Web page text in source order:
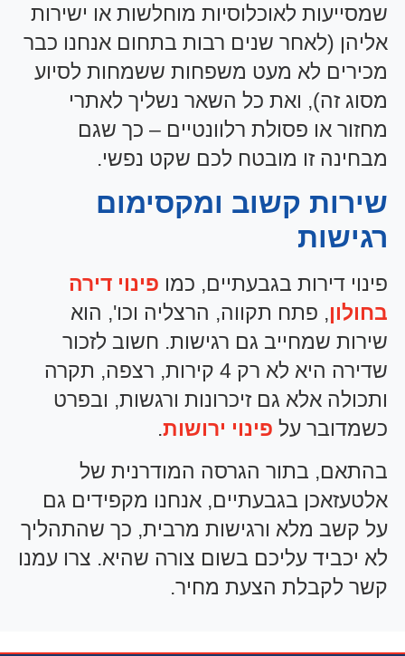
שמסייעות לאוכלוסיות מוחלשות או ישירות
אליהן (לאחר שנים רבות בתחום אנחנו כבר
מכירים לא מעט משפחות ששמחות לסיוע
מסוג זה), ואת כל השאר נשליך לאתרי
מחזור או פסולת רלוונטיים – כך שגם
מבחינה זו מובטח לכם שקט נפשי.
שירות קשוב ומקסימום
רגישות
פינוי דירות בגבעתיים, כמו פינוי דירה
בחולון, פתח תקווה, הרצליה וכו', הוא
שירות שמחייב גם רגישות. חשוב לזכור
שדירה היא לא רק 4 קירות, רצפה, תקרה
ותכולה אלא גם זיכרונות ורגשות, ובפרט
כשמדובר על פינוי ירושות.
בהתאם, בתור הגרסה המודרנית של
אלטעזאכן בגבעתיים, אנחנו מקפידים גם
על קשב מלא ורגישות מרבית, כך שהתהליך
לא יכביד עליכם בשום צורה שהיא. צרו עמנו
קשר לקבלת הצעת מחיר.